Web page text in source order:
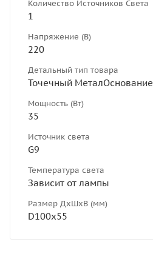
Количество Источников Света
1
Напряжение (В)
220
Детальный тип товара
Точечный МеталОснование
Мощность (Вт)
35
Источник света
G9
Температура света
Зависит от лампы
Размер ДхШхВ (мм)
D100х55